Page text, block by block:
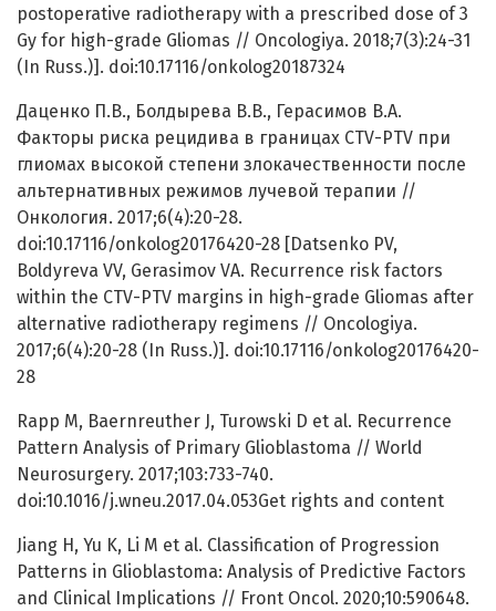
postoperative radiotherapy with a prescribed dose of 3
Gy for high-grade Gliomas // Oncologiya. 2018;7(3):24-31
(In Russ.)]. doi:10.17116/onkolog20187324
Даценко П.В., Болдырева В.В., Герасимов В.А.
Факторы риска рецидива в границах CTV-PTV при
глиомах высокой степени злокачественности после
альтернативных режимов лучевой терапии //
Онкология. 2017;6(4):20-28.
doi:10.17116/onkolog20176420-28 [Datsenko PV,
Boldyreva VV, Gerasimov VA. Recurrence risk factors
within the CTV-PTV margins in high-grade Gliomas after
alternative radiotherapy regimens // Oncologiya.
2017;6(4):20-28 (In Russ.)]. doi:10.17116/onkolog20176420-
28
Rapp M, Baernreuther J, Turowski D et al. Recurrence
Pattern Analysis of Primary Glioblastoma // World
Neurosurgery. 2017;103:733-740.
doi:10.1016/j.wneu.2017.04.053Get rights and content
Jiang H, Yu K, Li M et al. Classification of Progression
Patterns in Glioblastoma: Analysis of Predictive Factors
and Clinical Implications // Front Oncol. 2020;10:590648.